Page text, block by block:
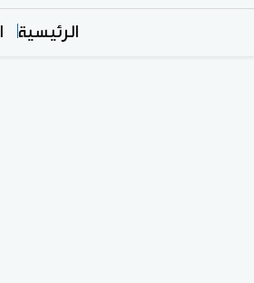
الرئيسية